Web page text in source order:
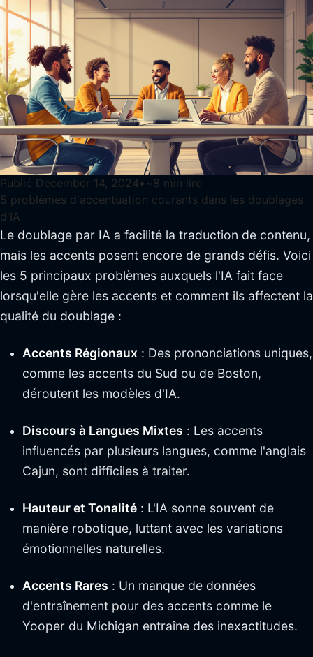
Publié December 14, 2024 • ~8 min lire
5 problèmes d'accentuation courants dans les doublages
d'IA
Le doublage par IA a facilité la traduction de contenu,
mais les accents posent encore de grands défis. Voici
les 5 principaux problèmes auxquels l'IA fait face
lorsqu'elle gère les accents et comment ils affectent la
qualité du doublage :
Accents Régionaux : Des prononciations uniques,
comme les accents du Sud ou de Boston,
déroutent les modèles d'IA.
Discours à Langues Mixtes : Les accents
influencés par plusieurs langues, comme l'anglais
Cajun, sont difficiles à traiter.
Hauteur et Tonalité : L'IA sonne souvent de
manière robotique, luttant avec les variations
émotionnelles naturelles.
Accents Rares : Un manque de données
d'entraînement pour des accents comme le
Yooper du Michigan entraîne des inexactitudes.